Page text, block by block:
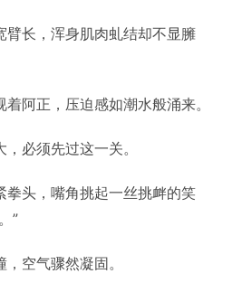
臂长，浑身肌肉虬结却不显臃
阿正，压迫感如潮水般涌来。
必须先过这一关。
拳头，嘴角挑起一丝挑衅的笑
”
空气骤然凝固。